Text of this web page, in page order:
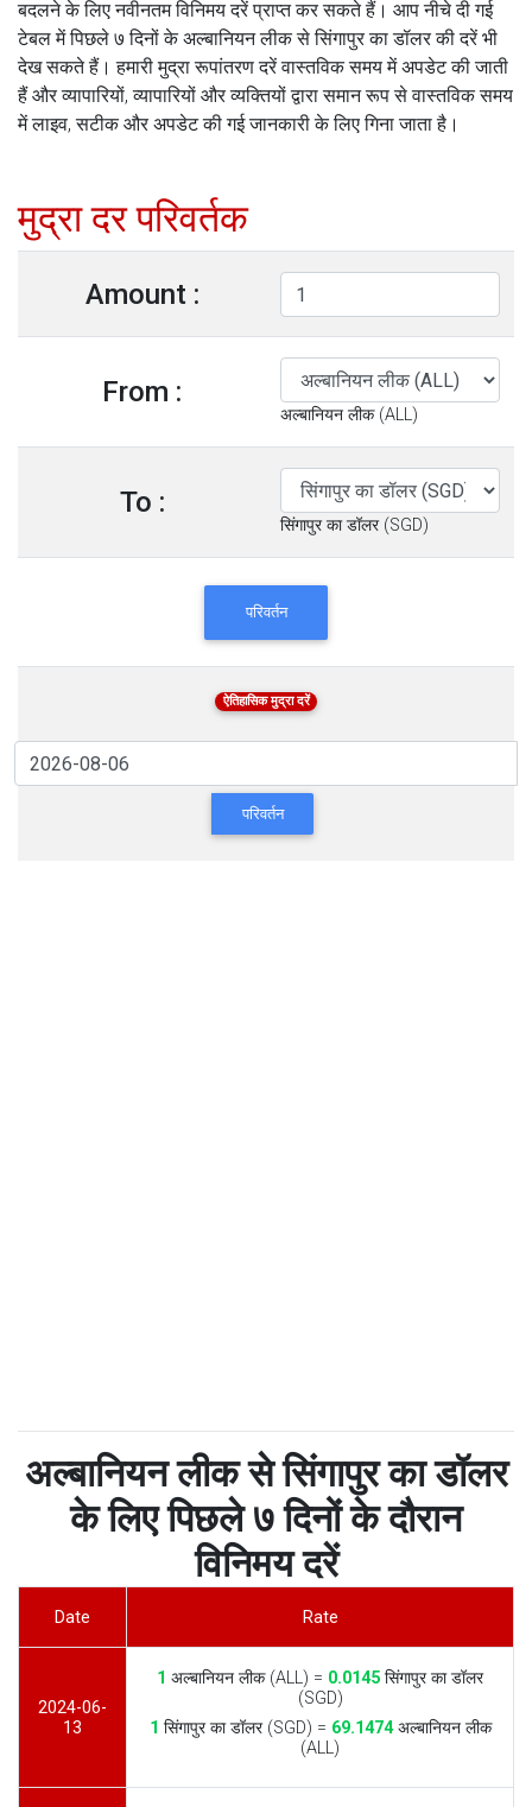
बदलने के लिए नवीनतम विनिमय दरें प्राप्त कर सकते हैं। आप नीचे दी गई
टेबल में पिछले ७ दिनों के अल्बानियन लीक से सिंगापुर का डॉलर की दरें भी
देख सकते हैं। हमारी मुद्रा रूपांतरण दरें वास्तविक समय में अपडेट की जाती
हैं और व्यापारियों, व्यापारियों और व्यक्तियों द्वारा समान रूप से वास्तविक समय
में लाइव, सटीक और अपडेट की गई जानकारी के लिए गिना जाता है।
मुद्रा दर परिवर्तक
Amount :
From :
अल्बानियन लीक (ALL)
To :
सिंगापुर का डॉलर (SGD)
परिवर्तन
ऐतिहासिक मुद्रा दरें
परिवर्तन
अल्बानियन लीक से सिंगापुर का डॉलर
के लिए पिछले ७ दिनों के दौरान
विनिमय दरें
Date Rate
2024-06-
13
1 अल्बानियन लीक (ALL) = 0.0145 सिंगापुर का डॉलर
(SGD)
1 सिंगापुर का डॉलर (SGD) = 69.1474अल्बानियन लीक
(ALL)